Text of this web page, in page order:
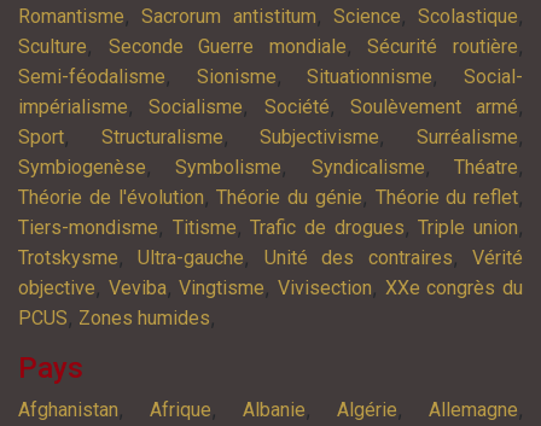
Romantisme,Sacrorum antistitum, Science, Scolastique,
Sculture, Seconde Guerre mondiale,Sécurité routière,
Semi-féodalisme, Sionisme,Situationnisme,Social-
impérialisme,Socialisme, Société, Soulèvement armé,
Sport, Structuralisme,Subjectivisme,Surréalisme,
Symbiogenèse,Symbolisme, Syndicalisme,Théatre,
Théorie de l'évolution,Théorie du génie, Théorie du reflet,
Tiers-mondisme, Titisme,Trafic de drogues,Triple union,
Trotskysme,Ultra-gauche, Unité des contraires,Vérité
objective, Veviba,Vingtisme,Vivisection, XXe congrès du
PCUS, Zones humides,
Pays
Afghanistan, Afrique, Albanie, Algérie, Allemagne,